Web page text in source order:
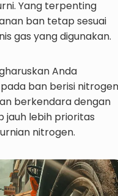
Yang terpenting
ban tetap sesuai
gas yang digunakan.
Anda
ban berisi
berkendara dengan
jauh lebih prioritas
nitrogen.